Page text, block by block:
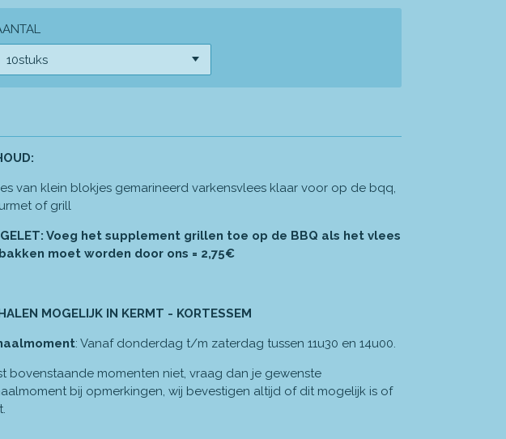
van klein blokjes gemarineerd varkensvlees klaar voor op de bqq,
of grill
Voeg het supplement grillen toe op de BBQ als het vlees
moet worden door ons = 2,75€
MOGELIJK IN KERMT - KORTESSEM
: Vanaf donderdag t/m zaterdag tussen 11u30 en 14u00.
bovenstaande momenten niet, vraag dan je gewenste
bij opmerkingen, wij bevestigen altijd of dit mogelijk is of